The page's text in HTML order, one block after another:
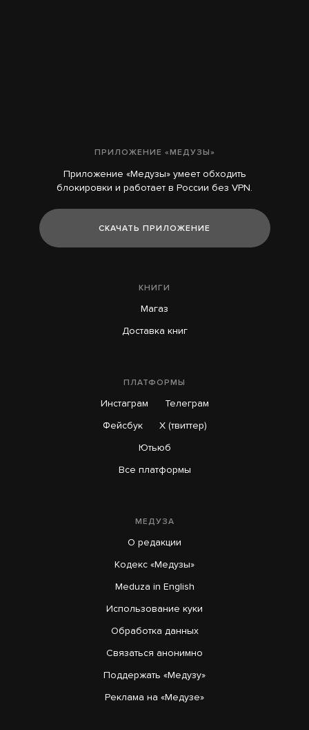
ПРИЛОЖЕНИЕ «МЕДУЗЫ»
Приложение «Медузы» умеет обходить
блокировки и работает в России без VPN.
СКАЧАТЬ ПРИЛОЖЕНИЕ
КНИГИ
Магаз
Доставка книг
ПЛАТФОРМЫ
Инстаграм
Телеграм
Фейсбук
X (твиттер)
Ютьюб
Все платформы
МЕДУЗА
О редакции
Кодекс «Медузы»
Meduza in English
Использование куки
Обработка данных
Связаться анонимно
Поддержать «Медузу»
Реклама на «Медузе»